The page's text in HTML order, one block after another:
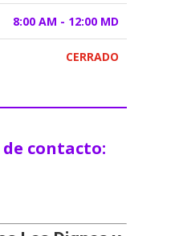
8:00 AM - 12:00 MD
CERRADO
contacto: